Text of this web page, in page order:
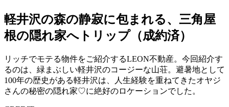
軽井沢の森の静寂に包まれる、三角屋
根の隠れ家へトリップ（成約済）
リッチでモテる物件をご紹介するLEON不動産。今回紹介す
るのは、緑まぶしい軽井沢のコージーな山荘。避暑地として
100年の歴史がある軽井沢は、人生経験を重ねてきたオヤジ
さんの秘密の隠れ家♡に絶好のロケーションでした。